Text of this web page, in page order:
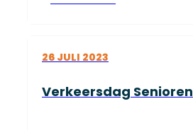
26 JULI 2023
Verkeersdag Senioren